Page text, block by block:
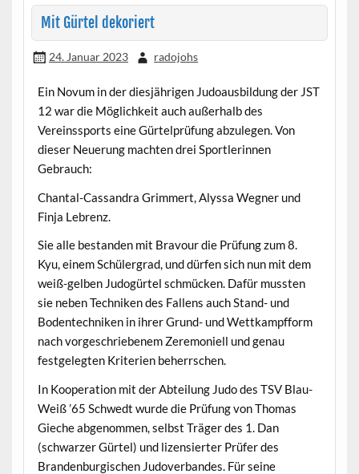
Mit Gürtel dekoriert
24. Januar 2023 radojohs
Ein Novum in der diesjährigen Judoausbildung der JST
12 war die Möglichkeit auch außerhalb des
Vereinssports eine Gürtelprüfung abzulegen. Von
dieser Neuerung machten drei Sportlerinnen
Gebrauch:
Chantal-Cassandra Grimmert, Alyssa Wegner und
Finja Lebrenz.
Sie alle bestanden mit Bravour die Prüfung zum 8.
Kyu, einem Schülergrad, und dürfen sich nun mit dem
weiß-gelben Judogürtel schmücken. Dafür mussten
sie neben Techniken des Fallens auch Stand- und
Bodentechniken in ihrer Grund- und Wettkampfform
nach vorgeschriebenem Zeremoniell und genau
festgelegten Kriterien beherrschen.
In Kooperation mit der Abteilung Judo des TSV Blau-
Weiß ’65 Schwedt wurde die Prüfung von Thomas
Gieche abgenommen, selbst Träger des 1. Dan
(schwarzer Gürtel) und lizensierter Prüfer des
Brandenburgischen Judoverbandes. Für seine